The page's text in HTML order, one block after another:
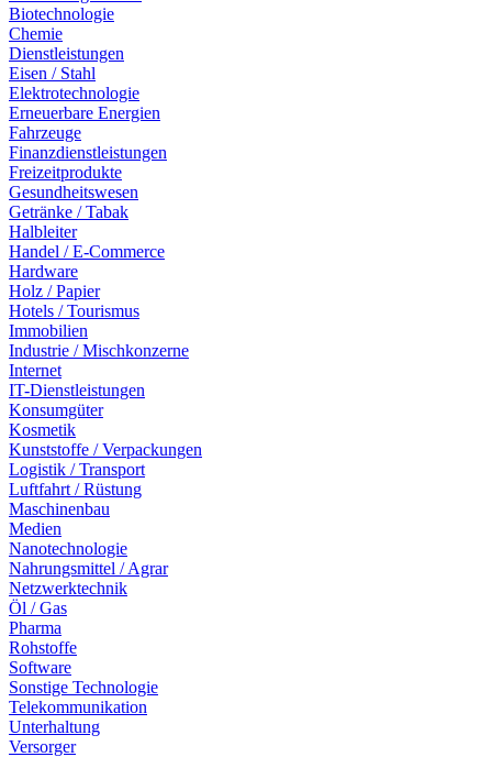
Biotechnologie
Chemie
Dienstleistungen
Eisen / Stahl
Elektrotechnologie
Erneuerbare Energien
Fahrzeuge
Finanzdienstleistungen
Freizeitprodukte
Gesundheitswesen
Getränke / Tabak
Halbleiter
Handel / E-Commerce
Hardware
Holz / Papier
Hotels / Tourismus
Immobilien
Industrie / Mischkonzerne
Internet
IT-Dienstleistungen
Konsumgüter
Kosmetik
Kunststoffe / Verpackungen
Logistik / Transport
Luftfahrt / Rüstung
Maschinenbau
Medien
Nanotechnologie
Nahrungsmittel / Agrar
Netzwerktechnik
Öl / Gas
Pharma
Rohstoffe
Software
Sonstige Technologie
Telekommunikation
Unterhaltung
Versorger